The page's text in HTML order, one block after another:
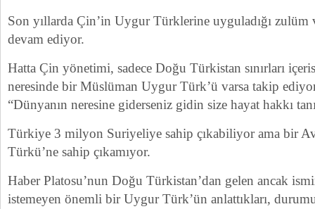
Son yıllarda Çin’in Uygur Türklerine uyguladığı zulüm
devam ediyor.
Hatta Çin yönetimi, sadece Doğu Türkistan sınırları
neresinde bir Müslüman Uygur Türk’ü varsa takip
“Dünyanın neresine giderseniz gidin size hayat hakkı
Türkiye 3 milyon Suriyeliye sahip çıkabiliyor ama bir
Türkü’ne sahip çıkamıyor.
Haber Platosu’nun Doğu Türkistan’dan gelen ancak
istemeyen önemli bir Uygur Türk’ün anlattıkları,